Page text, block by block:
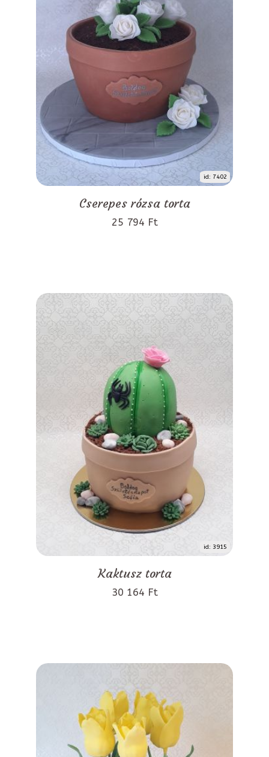
id: 7402
Cserepes rózsa torta
25 794 Ft
id: 3915
Kaktusz torta
30 164 Ft